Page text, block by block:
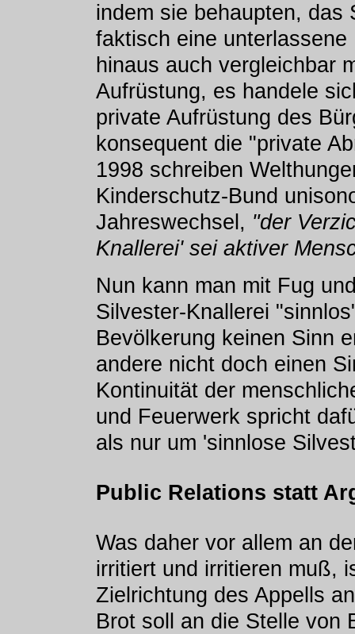
indem sie behaupten, das
faktisch eine
hinaus auch vergleichbar
Aufrüstung, es handele
private Aufrüstung des
konsequent die "private
1998 schreiben
Kinderschutz-Bund
Jahreswechsel, "der
Knallerei' sei aktiver
Nun kann man mit Fug
Silvester-Knallerei
Bevölkerung keinen Sinn
andere nicht doch einen
Kontinuität der
und Feuerwerk spricht
als nur um 'sinnlose
Public Relations statt
Was daher vor allem an
irritiert und irritieren muß,
Zielrichtung des Appells
Brot soll an die Stelle von